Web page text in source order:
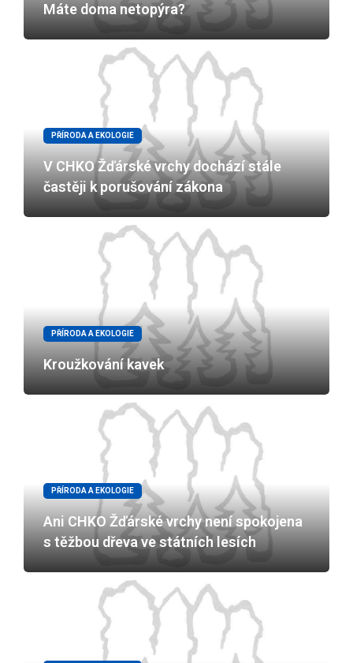
Máte doma netopýra?
PŘÍRODA A EKOLOGIE
V CHKO Žďárské vrchy dochází stále
častěji k porušování zákona
PŘÍRODA A EKOLOGIE
Kroužkování kavek
PŘÍRODA A EKOLOGIE
Ani CHKO Žďárské vrchy není spokojena
s těžbou dřeva ve státních lesích